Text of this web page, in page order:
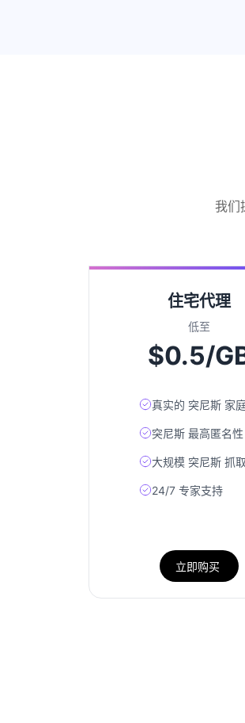
我们
住宅代理
低至
$0.5/
真实的 突尼斯 家
突尼斯 最高匿名性
大规模 突尼斯 抓取
24/7 专家支持
立即购买